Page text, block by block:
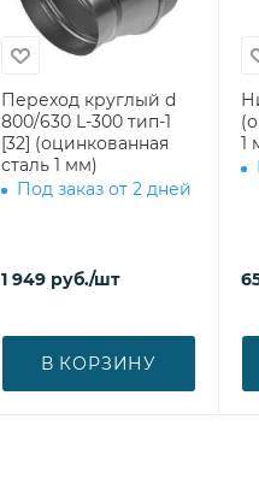
Переход круглый d
800/630 L-300 тип-1
[32] (оцинкованная
сталь 1 мм)
Под заказ от 2 дней
1 949 руб./шт
В КОРЗИНУ
1